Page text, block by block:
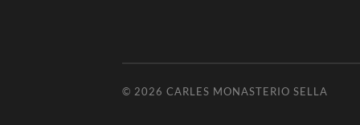
© 2026 CARLES MONASTERIO SELLA